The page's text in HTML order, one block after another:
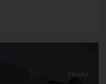
Zlínský